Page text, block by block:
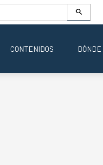
CONTENIDOS DÓNDE